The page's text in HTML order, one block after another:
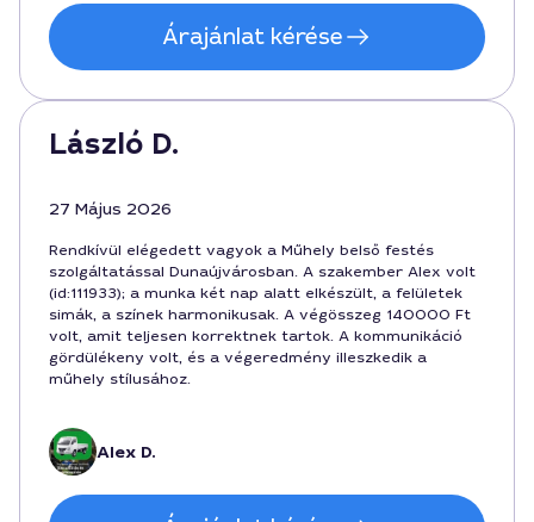
Árajánlat kérése
László D.
27 Május 2026
Rendkívül elégedett vagyok a Műhely belső festés
szolgáltatással Dunaújvárosban. A szakember Alex volt
(id:111933); a munka két nap alatt elkészült, a felületek
simák, a színek harmonikusak. A végösszeg 140000 Ft
volt, amit teljesen korrektnek tartok. A kommunikáció
gördülékeny volt, és a végeredmény illeszkedik a
műhely stílusához.
Alex D.